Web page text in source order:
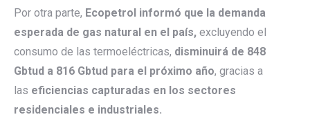
Por otra parte, Ecopetrol informó que la demanda
esperada de gas natural en el país, excluyendo el
consumo de las termoeléctricas, disminuirá de 848
Gbtud a 816 Gbtud para el próximo año, gracias a
las eficiencias capturadas en los sectores
residenciales e industriales.